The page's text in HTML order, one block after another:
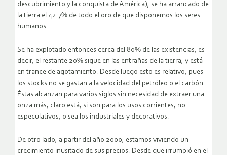
descubrimiento y la conquista de América), se ha arrancado de
la tierra el 42.7% de todo el oro de que disponemos los seres
humanos.
Se ha explotado entonces cerca del 80% de las existencias, es
decir, el restante 20% sigue en las entrañas de la tierra, y está
en trance de agotamiento. Desde luego esto es relativo, pues
los stocks no se gastan a la velocidad del petróleo o el carbón.
Éstas alcanzan para varios siglos sin necesidad de extraer una
onza más, claro está, si son para los usos corrientes, no
especulativos, o sea los industriales y decorativos.
De otro lado, a partir del año 2000, estamos viviendo un
crecimiento inusitado de sus precios. Desde que irrumpió en el